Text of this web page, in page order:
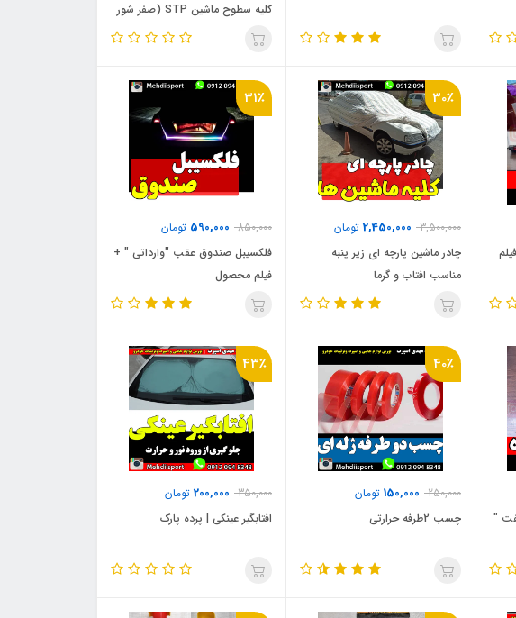
کلیه سطوح ماشین STP (صفر شور
30٪
3,500,000
2,450,000 تومان
چادر ماشین پارچه ای زیر پنبه
مناسب افتاب و گرما
31٪
850,000
590,000 تومان
فلکسیبل صندوق عقب "وارداتی " +
فیلم محصول
سبز" جفت "
40٪
250,000
150,000 تومان
چسب 2طرفه حرارتی
43٪
350,000
200,000 تومان
افتابگیر عینکی | پرده پارک